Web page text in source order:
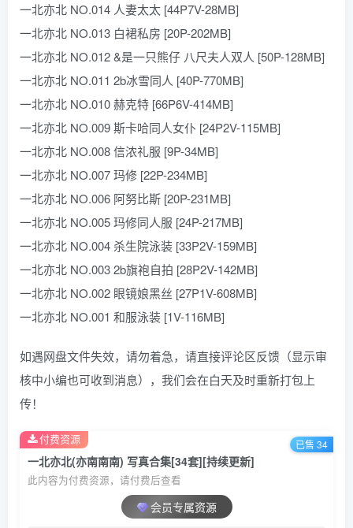
一北亦北 NO.014 人妻太太 [44P7V-28MB]
一北亦北 NO.013 白裙私房 [20P-202MB]
一北亦北 NO.012 &是一只熊仔 八尺夫人双人 [50P-128MB]
一北亦北 NO.011 2b冰雪同人 [40P-770MB]
一北亦北 NO.010 赫克特 [66P6V-414MB]
一北亦北 NO.009 斯卡哈同人女仆 [24P2V-115MB]
一北亦北 NO.008 信浓礼服 [9P-34MB]
一北亦北 NO.007 玛修 [22P-234MB]
一北亦北 NO.006 阿努比斯 [20P-231MB]
一北亦北 NO.005 玛修同人服 [24P-217MB]
一北亦北 NO.004 杀生院泳装 [33P2V-159MB]
一北亦北 NO.003 2b旗袍自拍 [28P2V-142MB]
一北亦北 NO.002 眼镜娘黑丝 [27P1V-608MB]
一北亦北 NO.001 和服泳装 [1V-116MB]
如遇网盘文件失效，请勿着急，请直接评论区反馈（显示审
核中小编也可收到消息），我们会在白天及时重新打包上
传！
一北亦北(亦南南南) 写真合集[34套][持续更新]
此内容为付费资源，请付费后查看
会员专属资源
付费资源 已售 34